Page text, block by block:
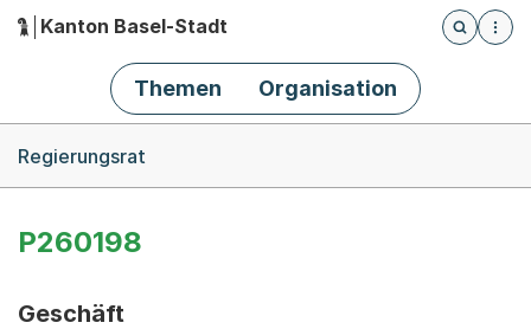
Hauptnavigation
Kanton Basel-Stadt
Öffnet
Themen Organisation
Regierungsrat
P260198
Geschäft